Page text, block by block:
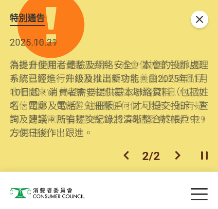
特別通告
2026.06.29
消委會提醒消費者及商戶，本會僅於官方網站發
布消費警示。如接獲以消委會名義發出的產品回
收相關來電、電郵、短訊或社交媒體訊息，切勿
輕信回應，更應避免透露任何個人資料。如有疑
問，請致電防騙易熱線18222或消委會熱線2929
2222查詢。
2025.10.31
為提升使用者體驗及網絡安全，本會的投訴處理
系統已經進行升級及推出新功能。由2025年11月
10日起，消費者需要提供基本聯絡資料（包括姓
名、電郵及電話）註冊帳戶，才可提交投訴、查
詢及建議。所有提交紀錄將清晰整合於帳戶中，
方便日後作出跟進。
上一個
2/2 下一個開
關閉
消費者委員會 目